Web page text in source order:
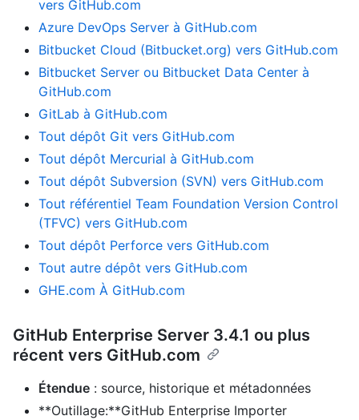
vers GitHub.com
Azure DevOps Server à GitHub.com
Bitbucket Cloud (Bitbucket.org) vers GitHub.com
Bitbucket Server ou Bitbucket Data Center à
GitHub.com
GitLab à GitHub.com
Tout dépôt Git vers GitHub.com
Tout dépôt Mercurial à GitHub.com
Tout dépôt Subversion (SVN) vers GitHub.com
Tout référentiel Team Foundation Version Control
(TFVC) vers GitHub.com
Tout dépôt Perforce vers GitHub.com
Tout autre dépôt vers GitHub.com
GHE.com À GitHub.com
GitHub Enterprise Server 3.4.1 ou plus
récent vers GitHub.com
Étendue : source, historique et métadonnées
**Outillage:**GitHub Enterprise Importer